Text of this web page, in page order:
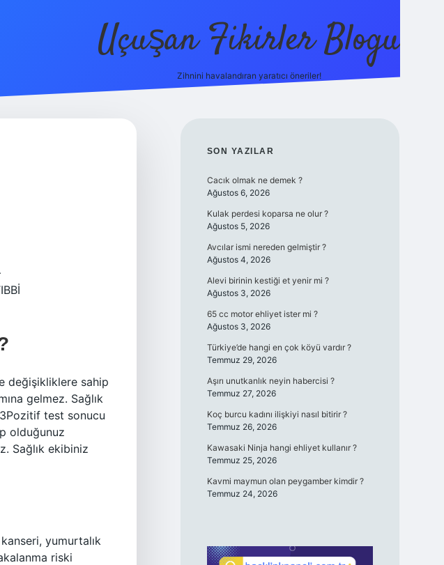
Uçuşan Fikirler Blogu
Zihnini havalandıran yaratıcı öneriler!
değişikliklere sahip
gelmez. Sağlık
test sonucu
olduğunuz
Sağlık ekibiniz
yumurtalık
riski
SIDEBAR
SON YAZILAR
Cacık olmak ne demek ?
Ağustos 6, 2026
Kulak perdesi koparsa ne olur ?
Ağustos 5, 2026
Avcılar ismi nereden gelmiştir ?
Ağustos 4, 2026
Alevi birinin kestiği et yenir mi ?
Ağustos 3, 2026
65 cc motor ehliyet ister mi ?
Ağustos 3, 2026
Türkiye’de hangi en çok köyü vardır ?
Temmuz 29, 2026
Aşırı unutkanlık neyin habercisi ?
Temmuz 27, 2026
Koç burcu kadını ilişkiyi nasıl bitirir ?
Temmuz 26, 2026
Kawasaki Ninja hangi ehliyet kullanır ?
Temmuz 25, 2026
Kavmi maymun olan peygamber kimdir ?
Temmuz 24, 2026